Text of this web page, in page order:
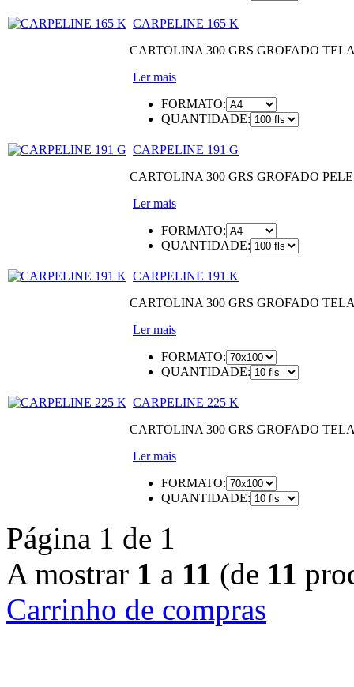
CARPELINE 165 K
CARTOLINA 300 GRS GROFADO
Ler mais
FORMATO:
QUANTIDADE:
CARPELINE 191 G
CARTOLINA 300 GRS GROFADO
Ler mais
FORMATO:
QUANTIDADE:
CARPELINE 191 K
CARTOLINA 300 GRS GROFADO
Ler mais
FORMATO:
QUANTIDADE:
CARPELINE 225 K
CARTOLINA 300 GRS GROFADO
Ler mais
FORMATO:
QUANTIDADE:
Página 1 de 1
A mostrar 1 a 11 (de 11
Carrinho de compras